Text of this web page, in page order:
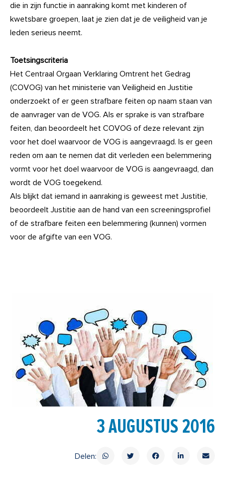
die in zijn functie in aanraking komt met kinderen of
kwetsbare groepen, laat je zien dat je de veiligheid van je
leden serieus neemt.
Toetsingscriteria
Het Centraal Orgaan Verklaring Omtrent het Gedrag
(COVOG) van het ministerie van Veiligheid en Justitie
onderzoekt of er geen strafbare feiten op naam staan van
de aanvrager van de VOG. Als er sprake is van strafbare
feiten, dan beoordeelt het COVOG of deze relevant zijn
voor het doel waarvoor de VOG is aangevraagd. Is er geen
reden om aan te nemen dat dit verleden een belemmering
vormt voor het doel waarvoor de VOG is aangevraagd, dan
wordt de VOG toegekend.
Als blijkt dat iemand in aanraking is geweest met Justitie,
beoordeelt Justitie aan de hand van een screeningsprofiel
of de strafbare feiten een belemmering (kunnen) vormen
voor de afgifte van een VOG.
3 AUGUSTUS 2016
Delen: